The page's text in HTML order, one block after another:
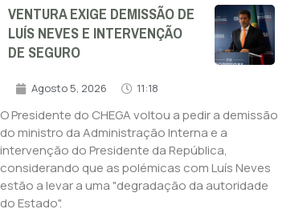
VENTURA EXIGE DEMISSÃO DE
LUÍS NEVES E INTERVENÇÃO
DE SEGURO
Agosto 5, 2026 11:18
O Presidente do CHEGA voltou a pedir a demissão
do ministro da Administração Interna e a
intervenção do Presidente da República,
considerando que as polémicas com Luís Neves
estão a levar a uma "degradação da autoridade
do Estado".